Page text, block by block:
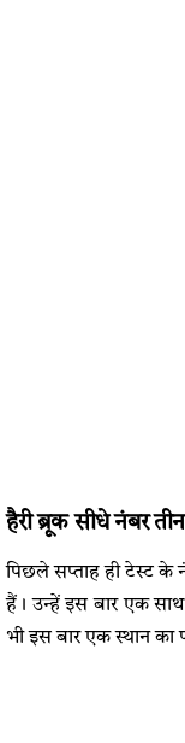
हैरी ब्रूक सीधे नंबर
पिछले सप्ताह ही टेस्ट के
हैं। उन्हें इस बार एक
भी इस बार एक स्थान